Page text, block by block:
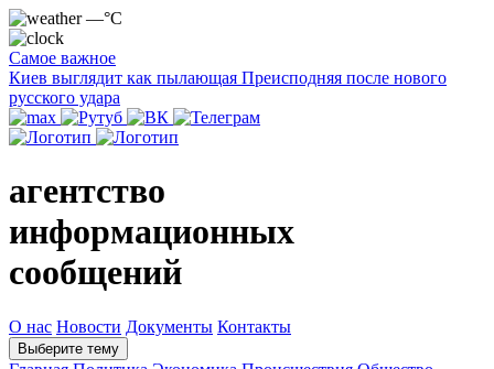
—°C
Самое важное
Киев выглядит как пылающая Преисподняя после нового
русского удара
агентство
информационных
сообщений
О нас Новости Документы Контакты
Выберите тему